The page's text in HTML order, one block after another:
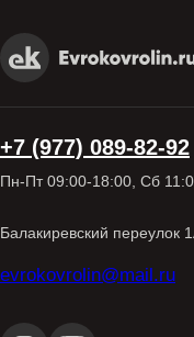
+7 (977) 089-82-92
Пн-Пт 09:00-18:00, Сб
Балакиревский переулок
evrokovrolin@mail.ru